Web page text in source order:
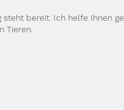
bereit. Ich helfe Ihnen
Tieren.